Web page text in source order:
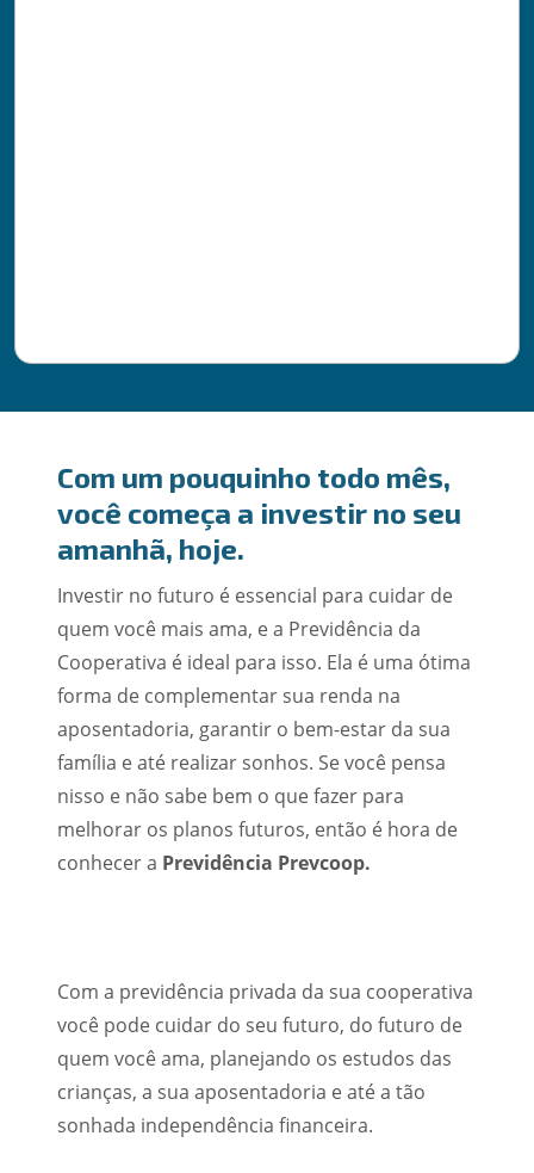
Com um pouquinho todo mês,
você começa a investir no seu
amanhã, hoje.
Investir no futuro é essencial para cuidar de
quem você mais ama, e a Previdência da
Cooperativa é ideal para isso. Ela é uma ótima
forma de complementar sua renda na
aposentadoria, garantir o bem-estar da sua
família e até realizar sonhos. Se você pensa
nisso e não sabe bem o que fazer para
melhorar os planos futuros, então é hora de
conhecer a Previdência Prevcoop.
Com a previdência privada da sua cooperativa
você pode cuidar do seu futuro, do futuro de
quem você ama, planejando os estudos das
crianças, a sua aposentadoria e até a tão
sonhada independência financeira.